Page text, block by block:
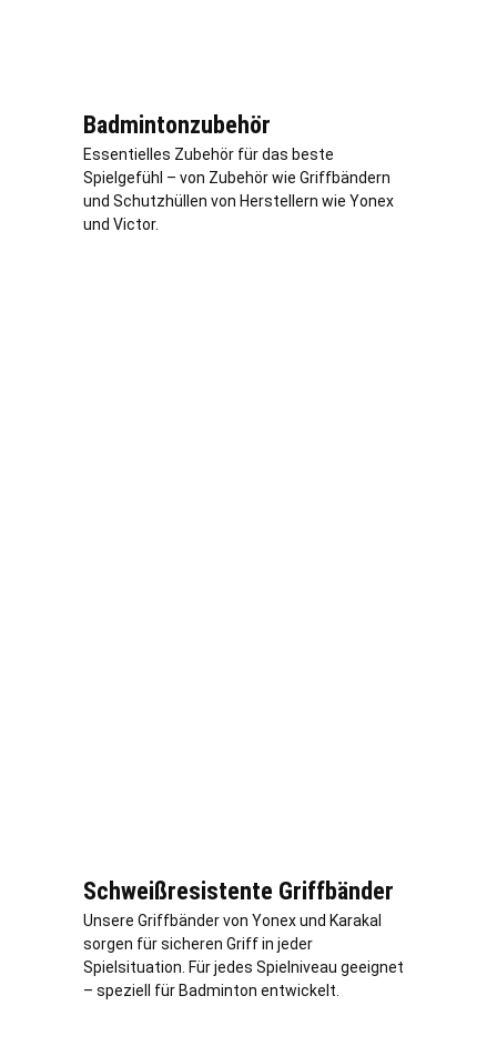
Badmintonzubehör
Essentielles Zubehör für das beste
Spielgefühl – von Zubehör wie Griffbändern
und Schutzhüllen von Herstellern wie Yonex
und Victor.
Schweißresistente Griffbänder
Unsere Griffbänder von Yonex und Karakal
sorgen für sicheren Griff in jeder
Spielsituation. Für jedes Spielniveau geeignet
– speziell für Badminton entwickelt.